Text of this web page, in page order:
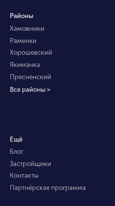
Районы
Хамовники
Раменки
Хорошевский
Якиманка
Пресненский
Все районы >
Ещё
Блог
Застройщики
Контакты
Партнёрская программа